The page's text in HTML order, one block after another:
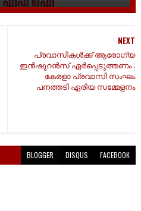
NEXT
പ്രവാസികൾക്ക് ആരോഗ്യ
ഇൻഷുറൻസ് ഏർപ്പെടുത്തണം ;
കേരളാ പ്രവാസി സംഘം
പനത്തടി ഏരിയ സമ്മേളനം
BLOGGER DISQUS FACEBOOK